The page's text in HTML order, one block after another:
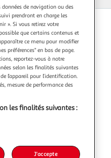
-17 %
59,99€
49,99€
dont 0,36€ d'éco-part.
données de navigation ou des
prendront en charge les
». Si vous retirez votre
que certains contenus et
ce menu pour modifier
préférences" en bas de page.
reportez-vous à notre
selon les finalités suivantes
l’appareil pour l’identification.
mesure de performance des
les finalités suivantes :
J'accepte